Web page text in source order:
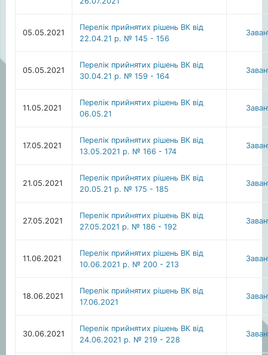
05.05.2021
Перелік прийнятих рішень ВК від
22.04.21 р. № 145 - 156
05.05.2021
Перелік прийнятих рішень ВК від
30.04.21 р. № 159 - 164
11.05.2021
Перелік прийнятих рішень ВК від
06.05.21
17.05.2021
Перелік прийнятих рішень ВК від
13.05.2021 р. № 166 - 174
21.05.2021
Перелік прийнятих рішень ВК від
20.05.21 р. № 175 - 185
27.05.2021
Перелік прийнятих рішень ВК від
27.05.2021 р. № 186 - 192
11.06.2021
Перелік прийнятих рішень ВК від
10.06.2021 р. № 200 - 213
18.06.2021
Перелік прийнятих рішень ВК від
17.06.2021
30.06.2021
Перелік прийнятих рішень ВК від
24.06.2021 р. № 219 - 228